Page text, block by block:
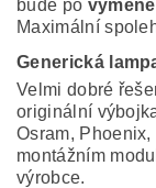
bude po
Maximální
Generická
Velmi dobré
originální
Osram,
montážním
výrobce.